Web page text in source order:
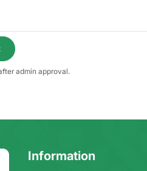
admin approval.
Information